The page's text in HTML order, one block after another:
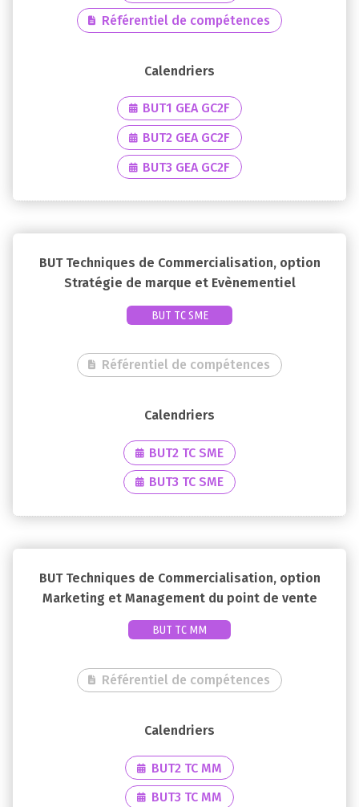
Référentiel de compétences
BUT1 GEA GC2F
BUT2 GEA GC2F
BUT3 GEA GC2F
BUT Techniques de Commercialisation, option
Stratégie de marque et Evènementiel
BUT TC SME
Référentiel de compétences
BUT2 TC SME
BUT3 TC SME
BUT Techniques de Commercialisation, option
Marketing et Management du point de vente
BUT TC MM
Référentiel de compétences
BUT2 TC MM
BUT3 TC MM